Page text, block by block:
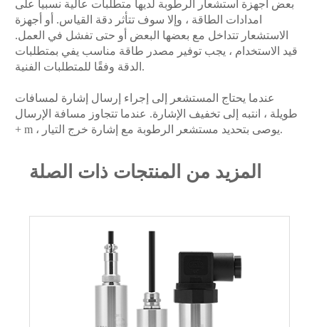
بعض أجهزة استشعار الرطوبة لديها متطلبات عالية نسبيا على
امدادات الطاقة ، وإلا سوف تتأثر دقة القياس. أو أجهزة
الاستشعار تتداخل مع بعضها البعض أو حتى تفشل في العمل.
قيد الاستخدام ، يجب توفير مصدر طاقة مناسب يفي بمتطلبات
الدقة وفقًا للمتطلبات الفنية.
عندما يحتاج المستشعر إلى إجراء إرسال إشارة لمسافات
طويلة ، انتبه إلى تخفيف الإشارة. عندما تتجاوز مسافة الإرسال
+ m ، يوصى بتحديد مستشعر الرطوبة مع إشارة خرج التيار.
المزيد من المنتجات ذات الصلة